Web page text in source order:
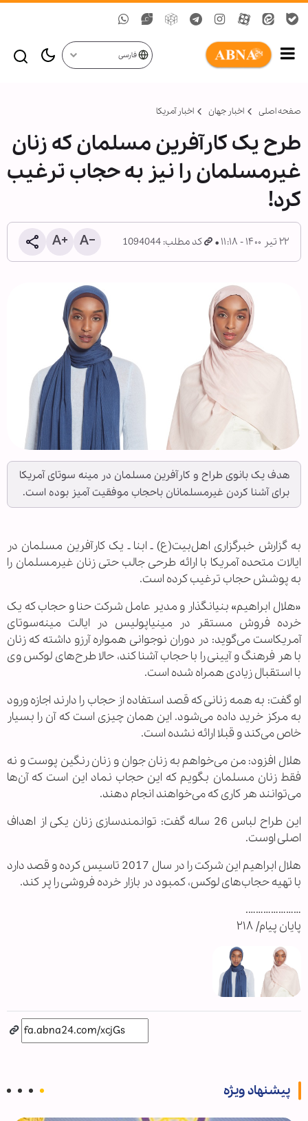
فارسی
صفحه اصلی اخبار جهان اخبار آمریکا
طرح یک کارآفرین مسلمان که زنان
غیرمسلمان را نیز به حجاب ترغیب
کرد!
۲۲ تیر ۱۴۰۰ - ۱۱:۱۸ کد مطلب: 1094044
هدف یک بانوی طراح و کارآفرین مسلمان در مینه سوتای آمریکا
برای آشنا کردن غیرمسلمانان باحجاب موفقیت آمیز بوده است.
به گزارش خبرگزاری اهل‌بیت(ع) ـ ابنا ـ یک کارآفرین مسلمان در
ایالات متحده آمریکا با ارائه طرحی جالب حتی زنان غیرمسلمان را
به پوشش حجاب ترغیب کرده است.
«هلال ابراهیم» بنیانگذار و مدیر عامل شرکت حنا و حجاب که یک
خرده فروش مستقر در مینیاپولیس در ایالت مینه‌سوتای
آمریکاست می‌گوید: در دوران نوجوانی همواره آرزو داشته که زنان
با هر فرهنگ و آیینی را با حجاب آشنا کند، حالا طرح‌های لوکس وی
با استقبال زیادی همراه شده است.
او گفت: به همه زنانی که قصد استفاده از حجاب را دارند اجازه ورود
به مرکز خرید داده می‌شود. این همان چیزی است که آن را بسیار
خاص می‌کند و قبلا ارائه نشده است.
هلال افزود: من می‌خواهم به زنان جوان و زنان رنگین پوست و نه
فقط زنان مسلمان بگویم که این حجاب نماد این است که آن‌ها
می‌توانند هر کاری که می‌خواهند انجام دهند.
این طراح لباس 26 ساله گفت: توانمندسازی زنان یکی از اهداف
اصلی اوست.
هلال ابراهیم این شرکت را در سال 2017 تاسیس کرده و قصد دارد
با تهیه حجاب‌های لوکس، کمبود در بازار خرده فروشی را پر کند.
………………….
پایان پیام/ ۲۱۸
پیشنهاد ویژه